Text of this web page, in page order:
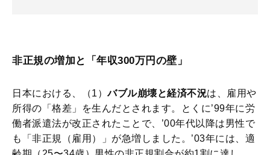
非正規の増加と「年収300万円の壁」
日本における、（1）バブル崩壊と経済不況は、雇用や
所得の「格差」を生んだとされます。とくに’99年に労
働者派遣法が改正されたことで、’00年代以降は男性で
も「非正規（雇用）」が急増しました。’03年には、適